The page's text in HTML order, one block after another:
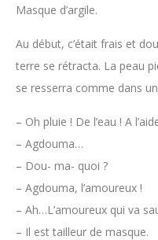
Masque d’argile.
Au début, c’était frais et
terre se rétracta. La peau
se resserra comme dans
– Oh pluie ! De l’eau ! A
– Agdouma…
– Dou- ma- quoi ?
– Agdouma, l’amoureux !
– Ah…L’amoureux qui va
– Il est tailleur de masque.